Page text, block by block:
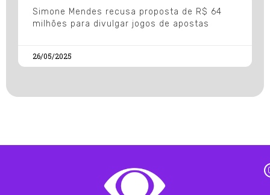
Simone Mendes recusa proposta de R$ 64
milhões para divulgar jogos de apostas
26/05/2025